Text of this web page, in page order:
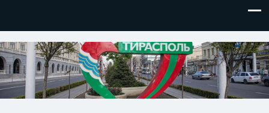
НОВОСТИ ПРИДНЕСТРОВЬЯ